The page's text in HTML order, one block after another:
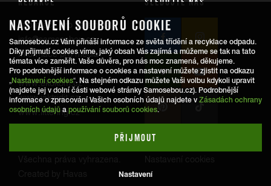
Informace pro veřejnost:
info@samosebou.cz
Informace pro média
www.ekokom.cz
www.jaktridit.cz
www.littering.cz
NASTAVENÍ SOUBORŮ COOKIE
Samosebou.cz Vám přináší informace ze světa třídění a recyklace odpadu.
Díky přijmutí cookies víme, jaký obsah Vás zajímá a můžeme se tak na tato
témata více zaměřit. Vaše důvěra, pro nás moc znamená, děkujeme.
Pro podrobnější informace o cookies a nastavení můžete zjistit na odkazu
„Nastavení cookies“. Na stejném odkazu můžete Vaši volbu kdykoli upravit
(najdete jej v dolní části webové stránky Samosebou.cz). Podrobnější
informace o zpracování Vašich osobních údajů najdete v Zásadách ochrany
osobních údajů a používání souborů cookies.
PŘIJMOUT
Nastavení